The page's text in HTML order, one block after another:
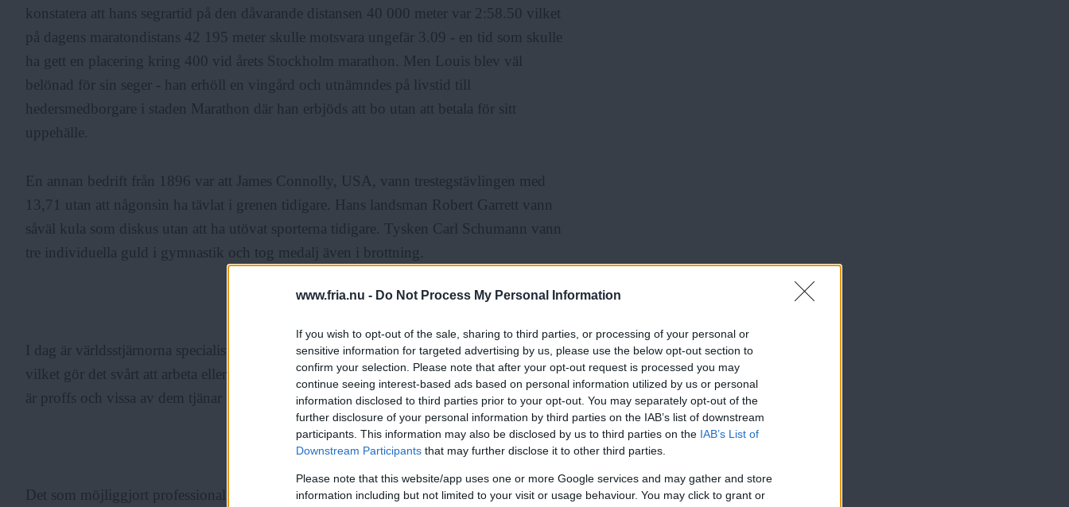
www.fria.nu - Do Not Process My Personal Information
If you wish to opt-out of the sale, sharing to third parties, or processing of your personal or
sensitive information for targeted advertising by us, please use the below opt-out section to
confirm your selection. Please note that after your opt-out request is processed you may
continue seeing interest-based ads based on personal information utilized by us or personal
information disclosed to third parties prior to your opt-out. You may separately opt-out of the
further disclosure of your personal information by third parties on the IAB’s list of downstream
participants. This information may also be disclosed by us to third parties on the IAB’s List of
Downstream Participants that may further disclose it to other third parties.
Please note that this website/app uses one or more Google services and may gather and store
information including but not limited to your visit or usage behaviour. You may click to grant or
konstatera att hans segrartid på den dåvarande distansen 40 000 meter var 2:58.50 vilket
på dagens maratondistans 42 195 meter skulle motsvara ungefär 3.09 - en tid som skulle
ha gett en placering kring 400 vid årets Stockholm marathon. Men Louis blev väl
belönad för sin seger - han erhöll en vingård och utnämndes på livstid till
hedersmedborgare i staden Marathon där han erbjöds att bo utan att betala för sitt
uppehälle.
En annan bedrift från 1896 var att James Connolly, USA, vann trestegstävlingen med
13,71 utan att någonsin ha tävlat i grenen tidigare. Hans landsman Robert Garrett vann
såväl kula som diskus utan att ha utövat sporterna tidigare. Tysken Carl Schumann vann
tre individuella guld i gymnastik och tog medalj även i brottning.
ANNONS
I dag är världsstjärnorna specialister och tränar i regel 20 timmar eller mer per vecka
vilket gör det svårt att arbeta eller studera vid sidan om idrotten. Många av olympierna
är proffs och vissa av dem tjänar tiotals miljoner kronor per år.
ANNONS
Det som möjliggjort professionalismen är den enorma uppmärksamheten som riktas på